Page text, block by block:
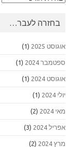
בחזרה לעבר…
אוגוסט 2025 (1)
ספטמבר 2024 (1)
אוגוסט 2024 (1)
יולי 2024 (1)
מאי 2024 (2)
אפריל 2024 (3)
מרץ 2024 (2)